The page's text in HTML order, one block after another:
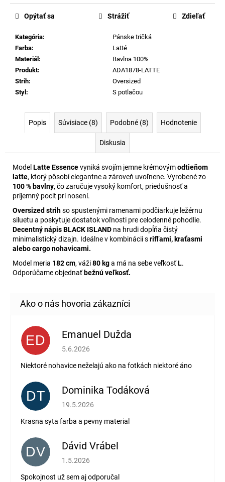
Kategória:
Pánske tričká
Farba:
Latté
Materiál :
Bavlna 100%
Produkt:
ADA1878-LATTE
Strih:
Oversized
Styl : S potlačou
Opýtať sa Strážiť Zdieľať
Popis Súvisiace (8) Podobné (8) Hodnotenie
Diskusia
Model Latte Essencevyniká svojím jemne krémovýmodtieňom
latte, ktorý pôsobí elegantne a zároveň uvoľnene. Vyrobené zo
100 % bavlny, čo zaručuje vysoký komfort, priedušnosť a
príjemný pocit pri nosení.
Oversized strihso spustenými ramenami podčiarkuje ležérnu
siluetu a poskytuje dostatok voľnosti pre celodenné pohodlie.
Decentný nápis BLACK ISLAND na hrudi dopĺňa čistý
minimalistický dizajn. Ideálne v kombinácii srifľami, kraťasmi
alebo cargo nohavicami.
Model meria 182 cm, váži80 kga má na sebe veľkosťL.
Odporúčame objednať bežnú veľkosť.
ED Emanuel Dužda
Hodnotenie obchodu je 2 z 5 hviezdičiek.
5.6.2026
Niektoré nohavice neželajú ako na fotkách niektoré áno
DT Dominika Todáková
Hodnotenie obchodu je 5 z 5 hviezdičiek.
19.5.2026
Krasna syta farba a pevny material
DV Dávid Vrábel
Hodnotenie obchodu je 5 z 5 hviezdičiek.
1.5.2026
Spokojnost už sem aj odporučal